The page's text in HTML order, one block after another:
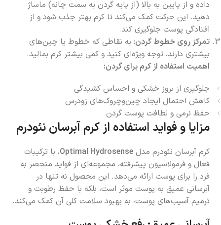
داده و از پایین به بالا (از پایه گردن به سمت چانه) ماساژ
دهید. این حرکت کمک می‌کند تا کرم بهتر جذب شود و از
افتادگی پوست جلوگیری کند.
تمرکز روی خطوط گردن: به نقاطی که خطوط یا چین‌های
بیشتری دارند، توجه ویژه‌ای کنید و کمی بیشتر کرم بمالید.
اهمیت استفاده از کرم برای گردن:
جلوگیری از بروز خشکی و احساس کشیدگی
کاهش احتمال ایجاد چین‌وچروک‌های زودرس
حفظ نرمی و لطافت پوست گردن
مزایا و فواید استفاده از کرم آبرسان نئودرم
کرم آبرسان نئودرم مدلOptimal Hydrosense، با ترکیبات
فعال و فرمولاسیون پیشرفته، مجموعه‌ای از فواید منحصر به
فرد را برای پوست ارائه می‌دهد. این محصول نه تنها در
آبرسانی عمیق به پوست موثر است، بلکه با حفظ رطوبت و
ترمیم آسیب‌های پوست، به بهبود سلامت کلی آن کمک می‌کند.